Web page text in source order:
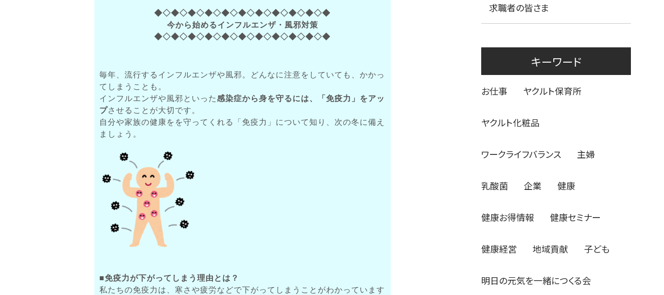
◆◇◆◇◆◇◆◇◆◇◆◇◆◇◆◇◆◇◆◇◆
今から始めるインフルエンザ・風邪対策
◆◇◆◇◆◇◆◇◆◇◆◇◆◇◆◇◆◇◆◇◆
毎年、流行するインフルエンザや風邪。どんなに注意をしていても、かかっ
てしまうことも。
インフルエンザや風邪といった感染症から身を守るには、「免疫力」をアッ
プさせることが大切です。
自分や家族の健康をを守ってくれる「免疫力」について知り、次の冬に備え
ましょう。
■免疫力が下がってしまう理由とは？
私たちの免疫力は、寒さや疲労などで下がってしまうことがわかっています
求職者の皆さま
キーワード
お仕事 ヤクルト保育所
ヤクルト化粧品
ワークライフバランス 主婦
乳酸菌 企業 健康
健康お得情報 健康セミナー
健康経営 地域貢献 子ども
明日の元気を一緒につくる会